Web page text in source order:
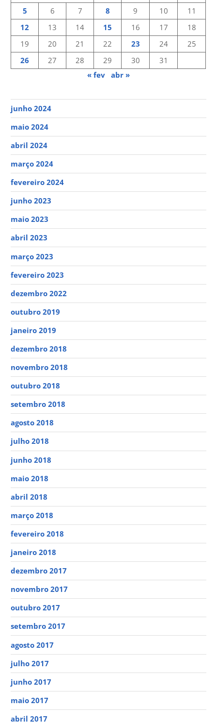
5 6 7 8 9 10
11
12
13 14 15 16 17
18
19
20 21 22 23 24
25
26
27 28 29 30
31
« fev abr »
junho 2024
maio 2024
abril 2024
março 2024
fevereiro 2024
junho 2023
maio 2023
abril 2023
março 2023
fevereiro 2023
dezembro 2022
outubro 2019
janeiro 2019
dezembro 2018
novembro 2018
outubro 2018
setembro 2018
agosto 2018
julho 2018
junho 2018
maio 2018
abril 2018
março 2018
fevereiro 2018
janeiro 2018
dezembro 2017
novembro 2017
outubro 2017
setembro 2017
agosto 2017
julho 2017
junho 2017
maio 2017
abril 2017